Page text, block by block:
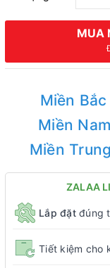
MUA
Miền
Miền
Miền
ZALAA
Lắp đặtđúng
Tiết kiệm cho